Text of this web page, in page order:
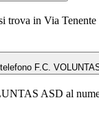
in Via
F.C.
ASD al